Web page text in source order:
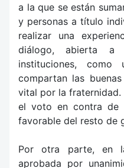
a la que se están
y personas a título
realizar una
diálogo, abierta a
instituciones,
compartan las
vital por la
el voto en contra de
favorable del resto de
Por otra parte, en
aprobada por